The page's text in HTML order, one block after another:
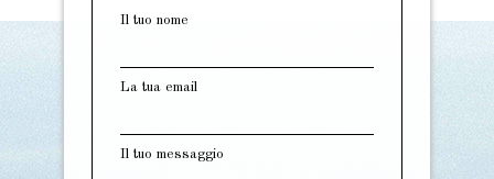
Il tuo nome
La tua email
Il tuo messaggio